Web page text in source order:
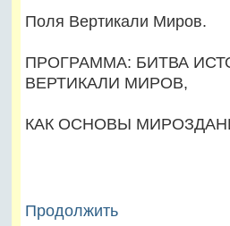
Поля Вертикали Миров.
ПРОГРАММА: БИТВА
ВЕРТИКАЛИ МИРОВ,
КАК ОСНОВЫ
Продолжить